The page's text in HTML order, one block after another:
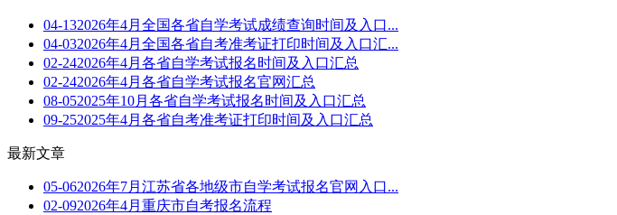
04-132026年4月全国各省自学考试成绩查询时间及入口...
04-032026年4月全国各省自考准考证打印时间及入口汇...
02-242026年4月各省自学考试报名时间及入口汇总
02-242026年4月各省自学考试报名官网汇总
08-052025年10月各省自学考试报名时间及入口汇总
09-252025年4月各省自考准考证打印时间及入口汇总
最新文章
05-062026年7月江苏省各地级市自学考试报名官网入口...
02-092026年4月重庆市自考报名流程